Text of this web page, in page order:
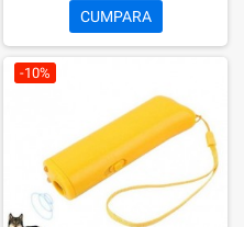
CUMPARA
-10%